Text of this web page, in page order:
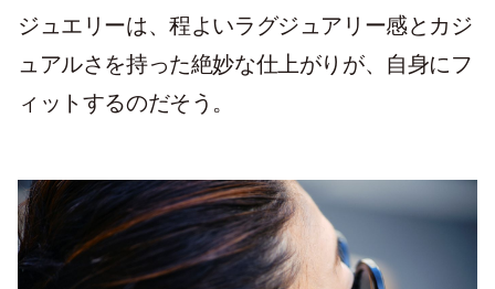
ジュエリーは、程よいラグジュアリー感とカジ
ュアルさを持った絶妙な仕上がりが、自身にフ
ィットするのだそう。